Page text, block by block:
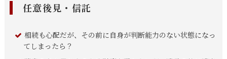
任意後見・信託
相続も心配だが、その前に自身が判断能力のない状態になっ
てしまったら？